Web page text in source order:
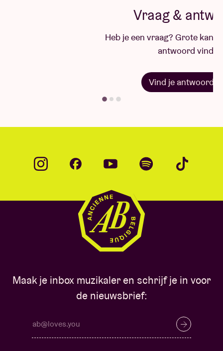
Maak je inbox muzikaler en schrijf je in voor
de nieuwsbrief: